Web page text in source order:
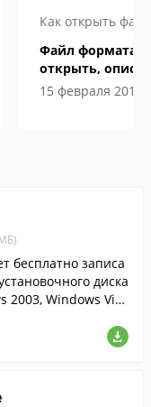
Как открыть файл
Файл формата
открыть,
особенности
15 февраля 2019
бесплатно записа
диска
2003, Windows Vist